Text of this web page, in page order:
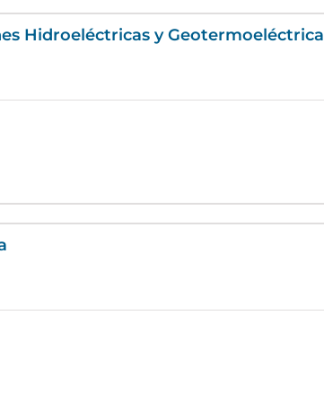
Hidroeléctricas y Geotermoeléctrica